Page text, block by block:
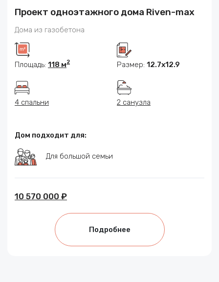
Проект одноэтажного дома Riven-max
Дома из газобетона
Площадь: 118 м2 Размер: 12.7х12.9
4 спальни 2 санузла
Дом подходит для:
Для большой семьи
10 570 000 ₽
Подробнее